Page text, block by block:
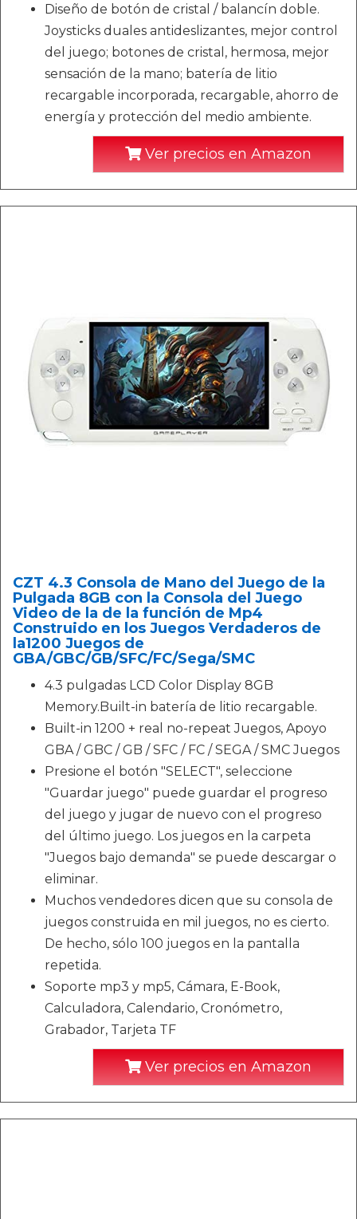
Diseño de botón de cristal / balancín doble.
Joysticks duales antideslizantes, mejor control
del juego; botones de cristal, hermosa, mejor
sensación de la mano; batería de litio
recargable incorporada, recargable, ahorro de
energía y protección del medio ambiente.
Ver precios en Amazon
CZT 4.3 Consola de Mano del Juego de la
Pulgada 8GB con la Consola del Juego
Video de la de la función de Mp4
Construido en los Juegos Verdaderos de
la1200 Juegos de
GBA/GBC/GB/SFC/FC/Sega/SMC
4.3 pulgadas LCD Color Display 8GB
Memory.Built-in batería de litio recargable.
Built-in 1200 + real no-repeat Juegos, Apoyo
GBA / GBC / GB / SFC / FC / SEGA / SMC Juegos
Presione el botón "SELECT", seleccione
"Guardar juego" puede guardar el progreso
del juego y jugar de nuevo con el progreso
del último juego. Los juegos en la carpeta
"Juegos bajo demanda" se puede descargar o
eliminar.
Muchos vendedores dicen que su consola de
juegos construida en mil juegos, no es cierto.
De hecho, sólo 100 juegos en la pantalla
repetida.
Soporte mp3 y mp5, Cámara, E-Book,
Calculadora, Calendario, Cronómetro,
Grabador, Tarjeta TF
Ver precios en Amazon